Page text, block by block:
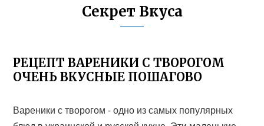
Секрет Вкуса
РЕЦЕПТ ВАРЕНИКИ С ТВОРОГОМ
ОЧЕНЬ ВКУСНЫЕ ПОШАГОВО
Вареники с творогом - одно из самых популярных